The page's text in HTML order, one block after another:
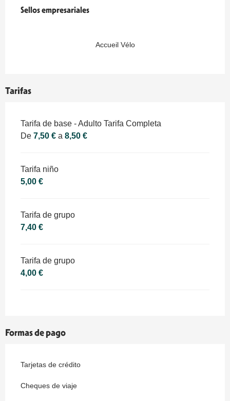
Sellos empresariales
Sellos empresariales
Accueil Vélo
Tarifas
Tarifas 2026
Tarifa de base - Adulto Tarifa Completa
De 7,50 € a 8,50 €
Tarifa niño
5,00 €
Tarifa de grupo
7,40 €
Tarifa de grupo
4,00 €
Formas de pago
Tarjetas de crédito
Cheques de viaje